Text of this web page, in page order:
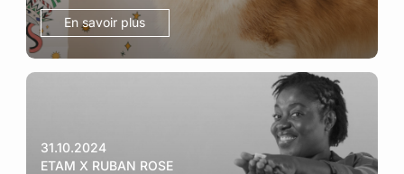
En savoir plus
31.10.2024
ETAM X RUBAN ROSE